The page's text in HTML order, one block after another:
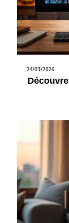
24/03/2026